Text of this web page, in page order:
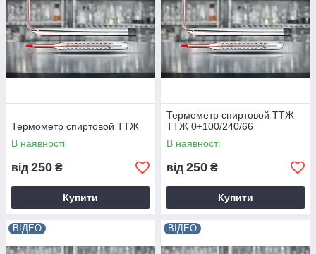
Термометр спиртовой ТТЖ
В наявності
від 250 ₴
Купити
Термометр спиртовой ТТЖ
ТТЖ 0+100/240/66
В наявності
від 250 ₴
Купити
ВІДЕО ВІДЕО